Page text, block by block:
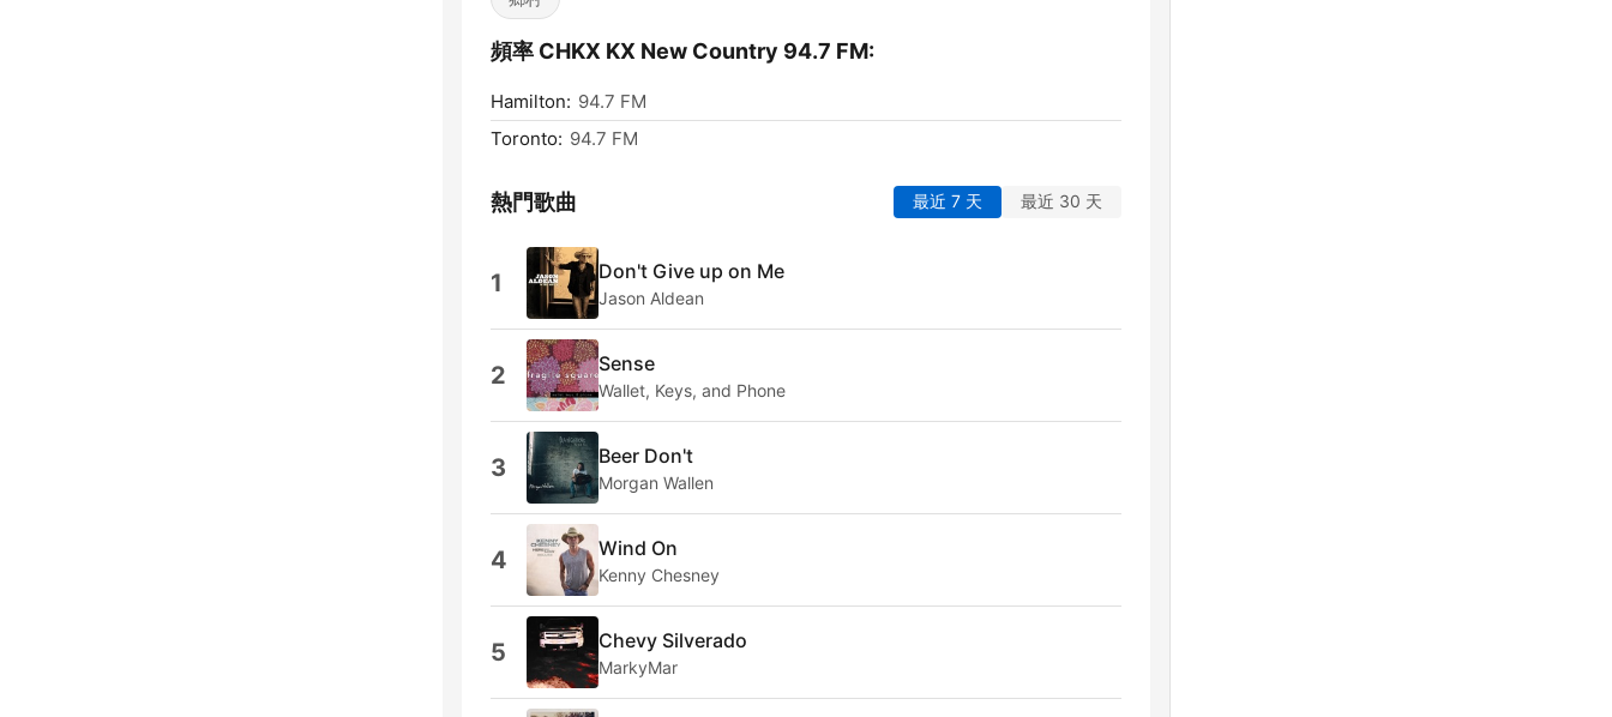
頻率 CHKX KX New Country 94.7 FM:
Hamilton: 94.7 FM
Toronto: 94.7 FM
熱門歌曲 最近 7 天 最近 30 天
1 Don't Give up on Me
Jason Aldean
2 Sense
Wallet, Keys, and Phone
3 Beer Don't
Morgan Wallen
4 Wind On
Kenny Chesney
5 Chevy Silverado
MarkyMar